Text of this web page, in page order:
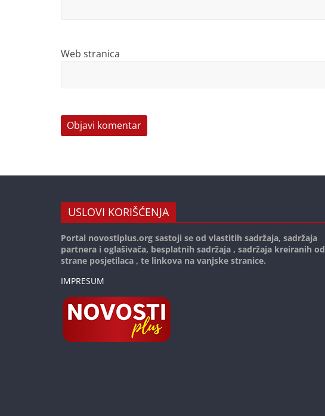
Web stranica
USLOVI KORIŠĆENJA
Portal novostiplus.org sastoji se od vlastitih sadržaja, sadržaja
partnera i oglašivača, besplatnih sadržaja , sadržaja kreiranih od
strane posjetilaca , te linkova na vanjske stranice.
IMPRESUM